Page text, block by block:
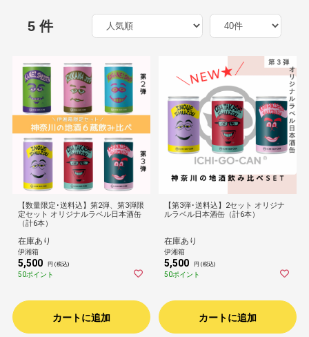
5 件
【数量限定･送料込】第2弾、第3弾限
定セット オリジナルラベル日本酒缶
（計6本）
在庫あり
伊湘箱
5,500 円 (税込)
50ポイント
カートに追加
【第3弾･送料込】2セット オリジナ
ルラベル日本酒缶（計6本）
在庫あり
伊湘箱
5,500 円 (税込)
50ポイント
カートに追加